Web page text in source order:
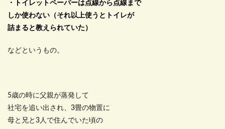
・トイレットペーパーは点線から点線まで
しか使わない（それ以上使うとトイレが
詰まると教えられていた）
などというもの。
5歳の時に父親が蒸発して
社宅を追い出され、3畳の物置に
母と兄と3人で住んでいた頃の